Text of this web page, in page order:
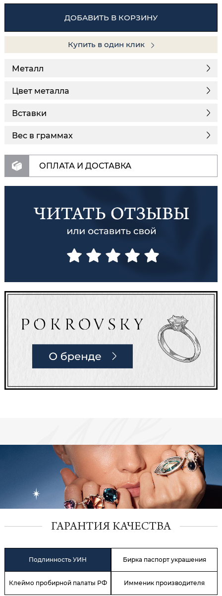
ДОБАВИТЬ В КОРЗИНУ
Купить в один клик
Металл
Цвет металла
Вставки
Вес в граммах
ОПЛАТА И ДОСТАВКА
ГАРАНТИЯ КАЧЕСТВА
Подлинность УИН Бирка паспорт украшения
Клеймо пробирной палаты РФ Имменик производителя